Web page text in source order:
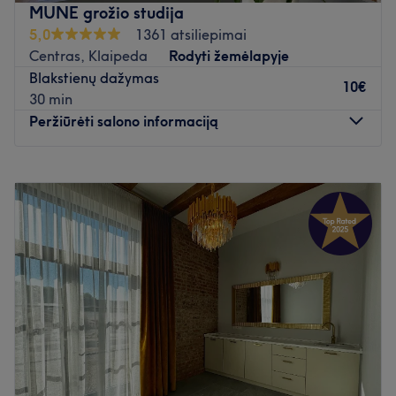
klientui tapti geriausia savęs versija.
Atidaryti salono profilį
MUNE grožio studija
5,0
1361 atsiliepimai
Centras, Klaipeda
Rodyti žemėlapyje
Blakstienų dažymas
30 min
10€
Peržiūrėti salono informaciją
Antradienis
09:00–19:00
Trečiadienis
09:00
19:00
Ketvirtadienis
–19:00
Penktadienis
19:00
Šeštadienis
09:00–19:00
Sekmadienis
09:00 19:00
Čia jūsų lauks maloni aplinka. Profesionalios paslaugos
leis pasimėgauti laiku sau bei paryškins jūsų natūralius
bruožus. Čia kiekvienai apsilankiusiai kuriamas grožis yra